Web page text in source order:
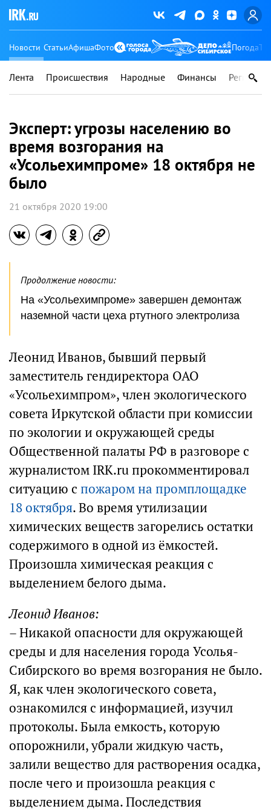
Новости СтатьиАфишаФото Погода
Лента Происшествия Народные Финансы Регионы
Эксперт: угрозы населению во
время возгорания на
«Усольехимпроме» 18 октября не
было
21 октября 2020 19:00
Продолжение новости:
На «Усольехимпроме» завершен демонтаж
наземной части цеха ртутного электролиза
Леонид Иванов, бывший первый
заместитель гендиректора ОАО
«Усольехимпром», член экологического
совета Иркутской области при комиссии
по экологии и окружающей среды
Общественной палаты РФ в разговоре с
журналистом IRK.ru прокомментировал
ситуацию с пожаром на промплощадке
18 октября. Во время утилизации
химических веществ загорелись остатки
содержимого в одной из ёмкостей.
Произошла химическая реакция с
выделением белого дыма.
Леонид Иванов:
– Никакой опасности для окружающей
среды и для населения города Усолья-
Сибирского во время возгорания не было.
Я, как член экологического совета,
ознакомился с информацией, изучил
протоколы. Была емкость, которую
опорожнили, убрали жидкую часть,
залили вещество для растворения осадка,
после чего и произошла реакция с
выделением дыма. Последствия